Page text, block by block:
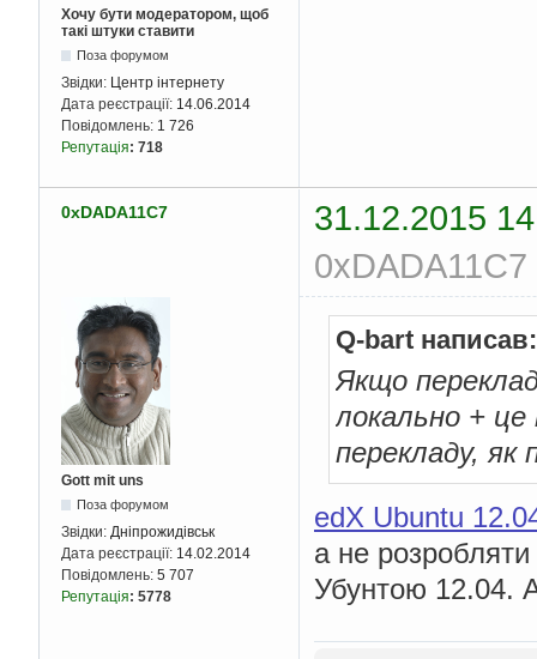
Хочу бути модератором, щоб
такі штуки ставити
Поза форумом
Звідки: Центр інтернету
Дата реєстрації: 14.06.2014
Повідомлень: 1 726
Репутація: 718
0xDADA11C7
31.12.2015
Gott mit uns
Поза форумом
Звідки: Дніпрожидівськ
Дата реєстрації: 14.02.2014
Повідомлень: 5 707
Репутація: 5778
Q-bart написав:
Якщо
локально + це
перекладу, як
edX Ubuntu
а не
Убунтою 12.04.